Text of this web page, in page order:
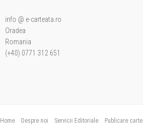
info @ e-carteata.ro
Oradea
Romania
(+40) 0771 312 651
Home Despre noi Servicii Editoriale Publicare carte